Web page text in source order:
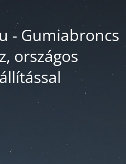
- Gumiabroncs
országos